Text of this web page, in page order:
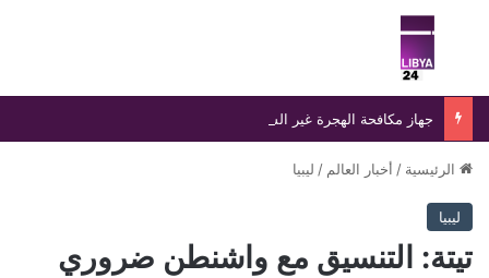
بحث عن
الرئيسية / أخبار العالم / ليبيا
ليبيا
تيتة: التنسيق مع واشنطن ضروري